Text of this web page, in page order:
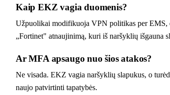
Kaip EKZ vagia duomenis?
Užpuolikai modifikuoja VPN politikas per EMS,
„Fortinet" atnaujinimą, kuri iš naršyklių išgauna
Ar MFA apsaugo nuo šios atakos?
Ne visada. EKZ vagia naršyklių slapukus, o
naujo patvirtinti tapatybės.